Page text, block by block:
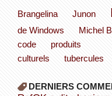
Brangelina
Junon
de Windows
Michel
code
produits
culturels
tubercules
DERNIERS